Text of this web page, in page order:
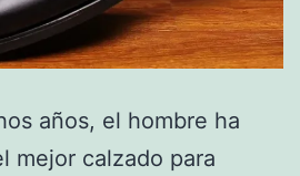
años, el hombre ha
mejor calzado para